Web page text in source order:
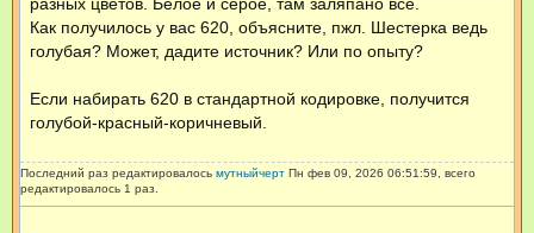
Как получилось у вас 620, объясните, пжл. Шестерка ведь
голубая? Может, дадите источник? Или по опыту?
Если набирать 620 в стандартной кодировке, получится
голубой-красный-коричневый.
Последний раз редактировалось мутныйчерт Пн фев 09, 2026 06:51:59, всего
редактировалось 1 раз.